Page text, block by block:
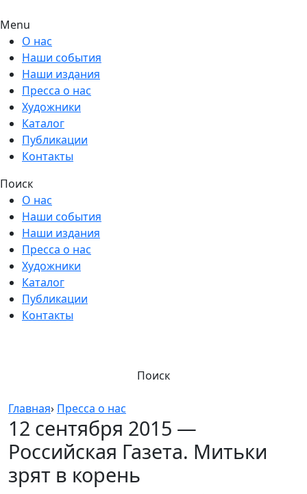
Menu
О нас
Наши события
Наши издания
Пресса о нас
Художники
Каталог
Публикации
Контакты
Поиск
О нас
Наши события
Наши издания
Пресса о нас
Художники
Каталог
Публикации
Контакты
Поиск
Главная› Пресса о нас
12 сентября 2015 —
Российская Газета. Митьки
зрят в корень